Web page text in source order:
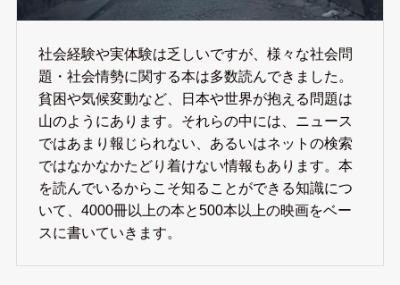
社会経験や実体験は乏しいですが、様々な社会問
題・社会情勢に関する本は多数読んできました。
貧困や気候変動など、日本や世界が抱える問題は
山のようにあります。それらの中には、ニュース
ではあまり報じられない、あるいはネットの検索
ではなかなかたどり着けない情報もあります。本
を読んでいるからこそ知ることができる知識につ
いて、4000冊以上の本と500本以上の映画をベー
スに書いていきます。